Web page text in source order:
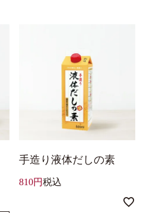
手造り液体だしの素
810 税込